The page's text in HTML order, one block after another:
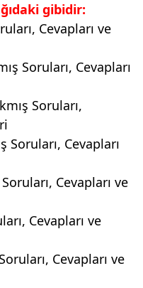
gibidir:
Cevapları ve
Soruları, Cevapları
Soruları,
Soruları, Cevapları
Cevapları ve
Cevapları ve
Cevapları ve